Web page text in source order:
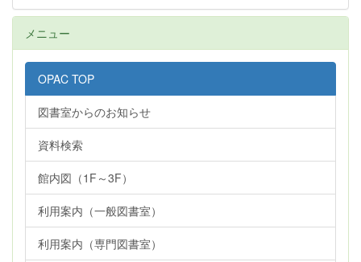
メニュー
OPAC TOP
図書室からのお知らせ
資料検索
館内図（1F～3F）
利用案内（一般図書室）
利用案内（専門図書室）